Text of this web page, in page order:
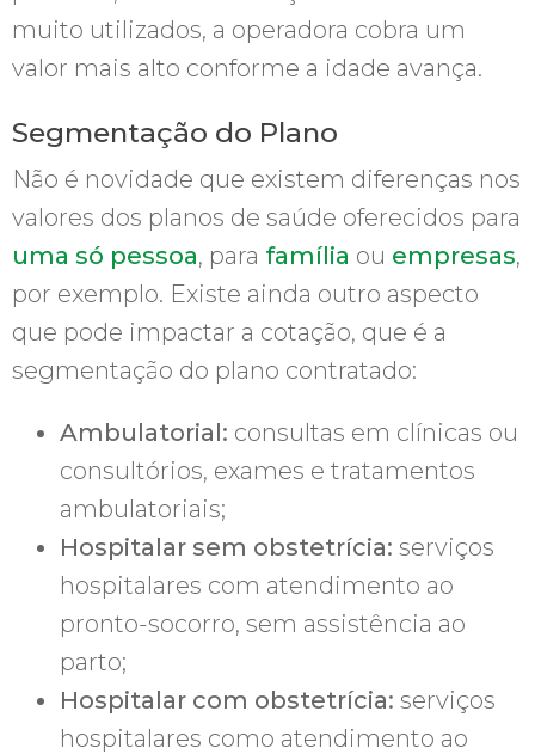
muito utilizados, a operadora cobra um
valor mais alto conforme a idade avança.
Segmentação do Plano
Não é novidade que existem diferenças nos
valores dos planos de saúde oferecidos para
uma só pessoa, para família ou empresas,
por exemplo. Existe ainda outro aspecto
que pode impactar a cotação, que é a
segmentação do plano contratado:
Ambulatorial: consultas em clínicas ou
consultórios, exames e tratamentos
ambulatoriais;
Hospitalar sem obstetrícia: serviços
hospitalares com atendimento ao
pronto-socorro, sem assistência ao
parto;
Hospitalar com obstetrícia: serviços
hospitalares como atendimento ao